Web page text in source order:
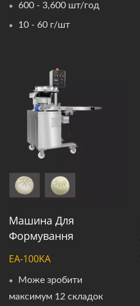
600 - 3,600 шт/год
10 - 60 г/шт
Машина Для
Формування
EA-100KA
Може зробити
максимум 12 складок